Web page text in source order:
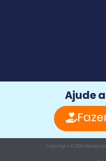
Ajude
Copyright © 2024